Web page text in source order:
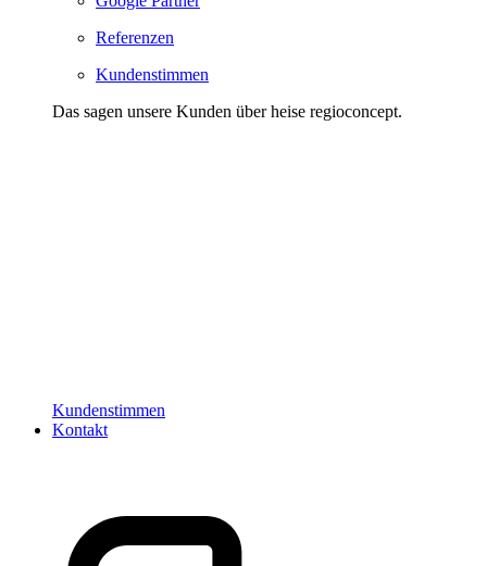
Referenzen
Kundenstimmen
Das sagen unsere Kunden über heise regioconcept.
Kundenstimmen
Kontakt